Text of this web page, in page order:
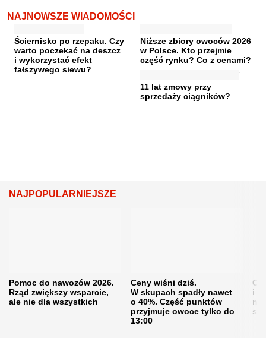
NAJNOWSZE WIADOMOŚCI
Ściernisko po rzepaku. Czy
warto poczekać na deszcz
i wykorzystać efekt
fałszywego siewu?
Niższe zbiory owoców 2026
w Polsce. Kto przejmie
część rynku? Co z cenami?
11 lat zmowy przy
sprzedaży ciągników?
NAJPOPULARNIEJSZE
Pomoc do nawozów 2026.
Rząd zwiększy wsparcie,
ale nie dla wszystkich
Ceny wiśni dziś.
W skupach spadły nawet
o 40%. Część punktów
przyjmuje owoce tylko do
13:00
i